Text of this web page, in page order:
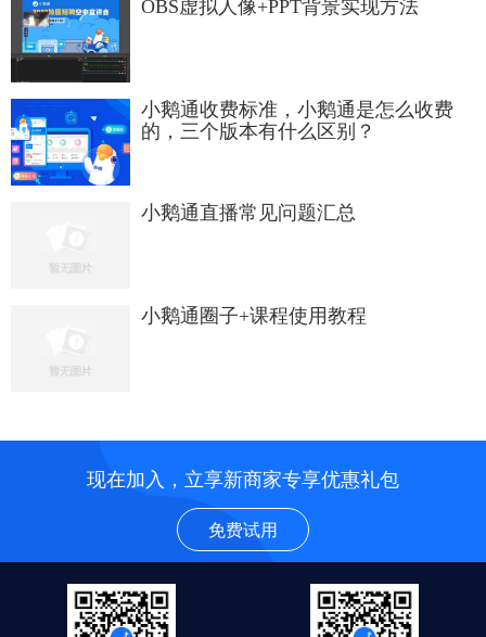
OBS虚拟人像+PPT背景实现方法
小鹅通收费标准，小鹅通是怎么收费
的，三个版本有什么区别？
小鹅通直播常见问题汇总
小鹅通圈子+课程使用教程
现在加入，立享新商家专享优惠礼包
免费试用